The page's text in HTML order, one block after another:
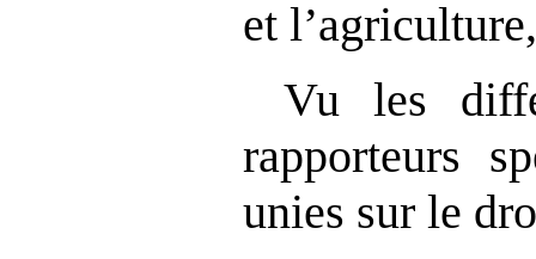
et
Vu les
rapporteurs
unies sur le